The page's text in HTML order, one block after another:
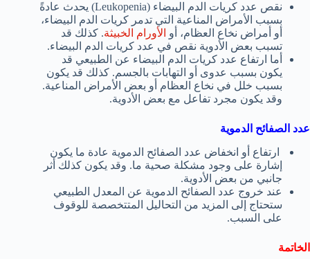
نقص عدد كريات الدم البيضاء (Leukopenia) يحدث عادةً
بسبب الأمراض المناعية التي تدمر كريات الدم البيضاء،
أو أمراض نخاع العظام، أو الأورام الخبيثة. كذلك قد
تسبب بعض الأدوية نقص في عدد كريات الدم البيضاء.
أما ارتفاع عدد كريات الدم البيضاء عن الطبيعي قد
يكون بسبب عدوى أو التهابات بالجسم. كذلك قد يكون
بسبب خلل في نخاع العظام أو بعض الأمراض المناعية.
وقد يكون مجرد تفاعل مع بعض الأدوية.
عدد الصفائح الدموية
ارتفاع أو انخفاض عدد الصفائح الدموية عادة ما يكون
إشارة على وجود مشكلة صحية ما. وقد يكون كذلك أثر
جانبي من بعض الأدوية.
عند خروج عدد الصفائح الدموية عن المعدل الطبيعي
ستحتاج إلى المزيد من التحاليل المتتخصصة للوقوف
على السبب.
الخاتمة